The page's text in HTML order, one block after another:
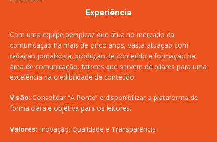
Experiência
Com uma equipe perspicaz que atua no mercado da
comunicação há mais de cinco anos, vasta atuação com
redação jornalística, produção de conteúdo e formação na
área de comunicação, fatores que servem de pilares para uma
excelência na credibilidade de conteúdo.
Visão: Consolidar “A Ponte” e disponibilizar a plataforma de
forma clara e objetiva para os leitores.
Valores: Inovação; Qualidade e Transparência